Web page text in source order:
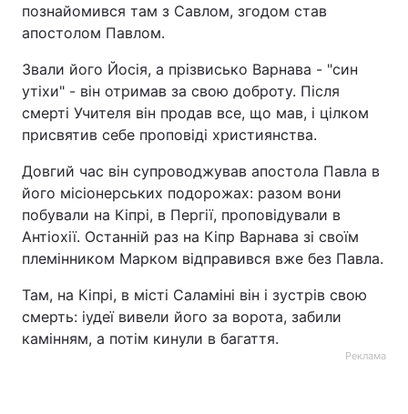
познайомився там з Савлом, згодом став
апостолом Павлом.
Звали його Йосія, а прізвисько Варнава - "син
утіхи" - він отримав за свою доброту. Після
смерті Учителя він продав все, що мав, і цілком
присвятив себе проповіді християнства.
Довгий час він супроводжував апостола Павла в
його місіонерських подорожах: разом вони
побували на Кіпрі, в Пергії, проповідували в
Антіохії. Останній раз на Кіпр Варнава зі своїм
племінником Марком відправився вже без Павла.
Там, на Кіпрі, в місті Саламіні він і зустрів свою
смерть: іудеї вивели його за ворота, забили
камінням, а потім кинули в багаття.
Реклама